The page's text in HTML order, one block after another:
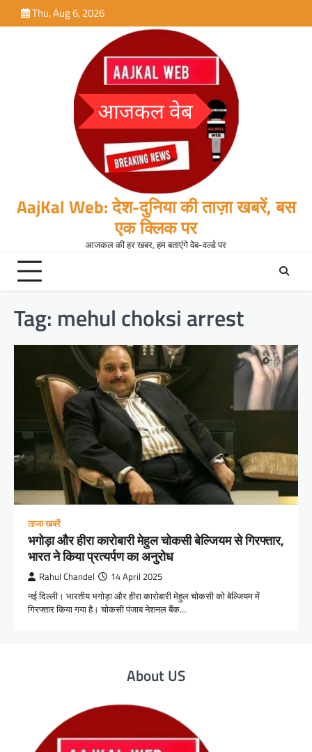
to
Thu, Aug 6, 2026
AajKal Web: देश-दुनिया की ताज़ा खबरें, बस
एक क्लिक पर
आजकल की हर खबर, हम बताएंगे वेब-वर्ल्ड पर
Tag: mehul choksi arrest
ताजा खबरें
भगोड़ा और हीरा कारोबारी मेहुल चोकसी बेल्जियम से गिरफ्तार,
भारत ने किया प्रत्यर्पण का अनुरोध
Rahul Chandel 14 April 2025
नई दिल्ली। भारतीय भगोड़ा और हीरा कारोबारी मेहुल चोकसी को बेल्जियम में
गिरफ्तार किया गया है। चोकसी पंजाब नेशनल बैंक…
About US